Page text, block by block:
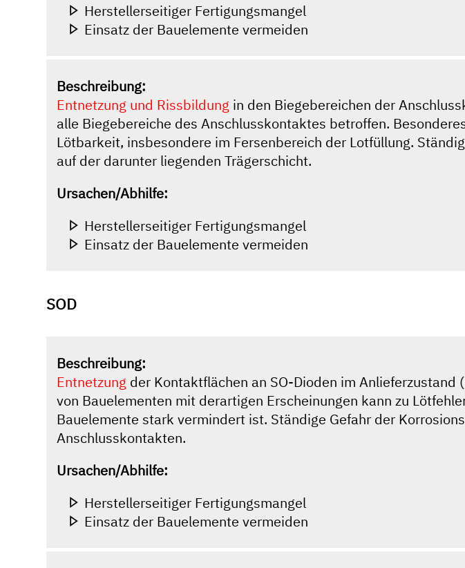
Herstellerseitiger Fertigungsmangel
Einsatz der Bauelemente vermeiden
Beschreibung:
Entnetzung und Rissbildung in den Biegebereichen der
alle Biegebereiche des Anschlusskontaktes betroffen.
Lötbarkeit, insbesondere im Fersenbereich der Lotfüllung.
auf der darunter liegenden Trägerschicht.
Ursachen/Abhilfe:
Herstellerseitiger Fertigungsmangel
Einsatz der Bauelemente vermeiden
SOD
Beschreibung:
Entnetzung der Kontaktflächen an SO-Dioden im Anlieferzustand
von Bauelementen mit derartigen Erscheinungen kann zu
Bauelemente stark vermindert ist. Ständige Gefahr der
Anschlusskontakten.
Ursachen/Abhilfe:
Herstellerseitiger Fertigungsmangel
Einsatz der Bauelemente vermeiden